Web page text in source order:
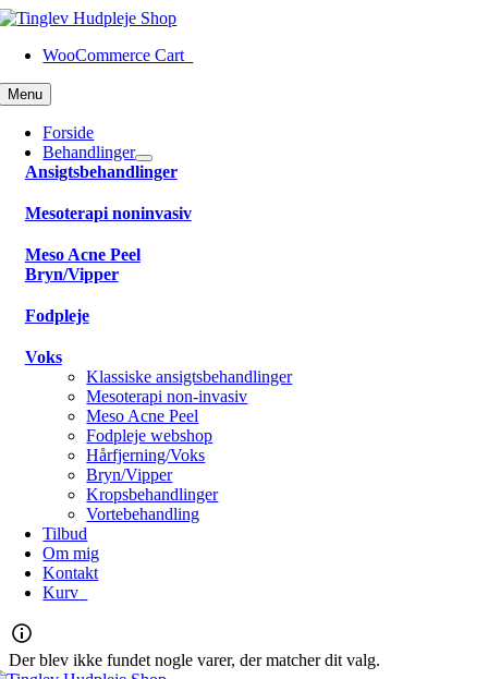
Skip
contentWooCommerce Cart
Menu
Forside
Behandlinger
Ansigtsbehandlinger
Mesoterapi noninvasiv
Meso Acne Peel
Bryn/Vipper
Fodpleje
Voks
Klassiske ansigtsbehandlinger
Mesoterapi non-invasiv
Meso Acne Peel
Fodpleje webshop
Hårfjerning/Voks
Bryn/Vipper
Kropsbehandlinger
Vortebehandling
Tilbud
Om mig
Kontakt
Kurv
Der blev ikke fundet nogle varer, der matcher dit valg.